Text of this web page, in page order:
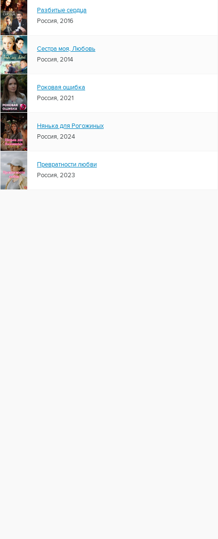
Разбитые сердца
Россия, 2016
Сестра моя, Любовь
Россия, 2014
Роковая ошибка
Россия, 2021
Нянька для Рогожиных
Россия, 2024
Превратности любви
Россия, 2023